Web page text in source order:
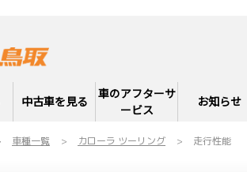
中古車を見る
車のアフターサ
ービス
お知らせ
車種一覧 カローラ ツーリング 走行性能